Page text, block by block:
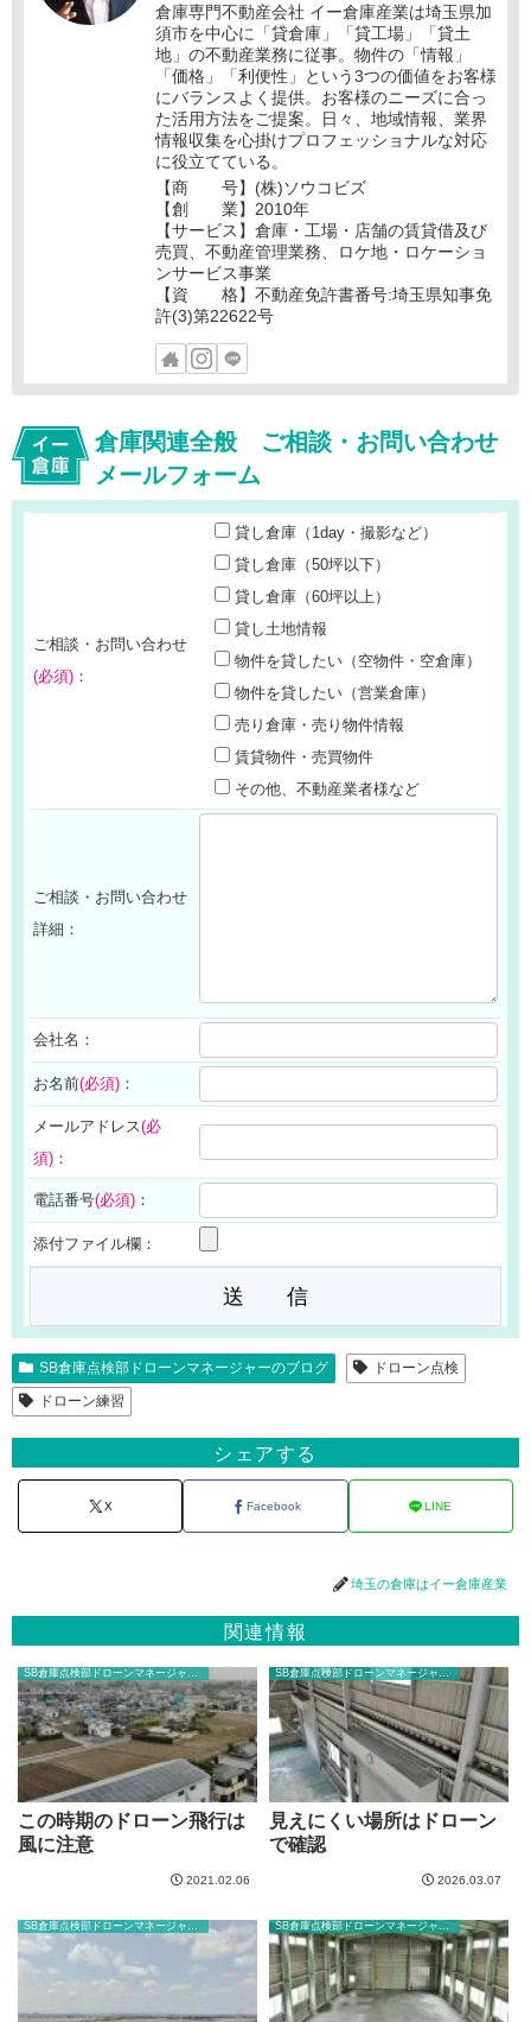
倉庫専門不動産会社 イー倉庫産業は埼玉県加
須市を中心に「貸倉庫」「貸工場」「貸土
地」の不動産業務に従事。物件の「情報」
「価格」「利便性」という3つの価値をお客様
にバランスよく提供。お客様のニーズに合っ
た活用方法をご提案。日々、地域情報、業界
情報収集を心掛けプロフェッショナルな対応
に役立てている。
【商 号】(株)ソウコビズ
【創 業】2010年
【サービス】倉庫・工場・店舗の賃貸借及び
売買、不動産管理業務、ロケ地・ロケーショ
ンサービス事業
【資 格】不動産免許書番号:埼玉県知事免
許(3)第22622号
倉庫関連全般 ご相談・お問い合わせ
メールフォーム
ご相談・お問い合わせ
(必須) ：
貸し倉庫（1day・撮影など）
貸し倉庫（50坪以下）
貸し倉庫（60坪以上）
貸し土地情報
物件を貸したい（空物件・空倉庫）
物件を貸したい（営業倉庫）
売り倉庫・売り物件情報
賃貸物件・売買物件
その他、不動産業者様など
ご相談・お問い合わせ
詳細：
会社名：
お名前(必須) ：
メールアドレス(必
須) ：
電話番号(必須) ：
添付ファイル欄：
SB倉庫点検部ドローンマネージャーのブログ
ドローン点検
ドローン練習
シェアする
X Facebook LINE
埼玉の倉庫はイー倉庫産業
関連情報
SB倉庫点検部ドローンマネージャーのブログ
この時期のドローン飛行は
風に注意
2021.02.06
SB倉庫点検部ドローンマネージャーのブログ
見えにくい場所はドローン
で確認
2026.03.07